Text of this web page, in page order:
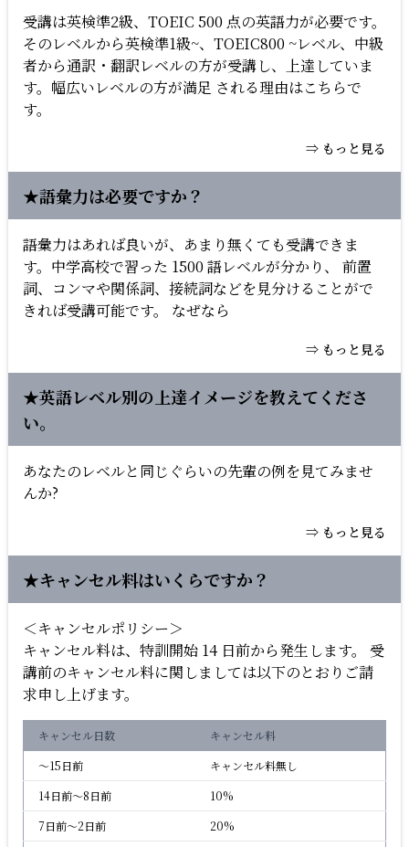
受講は英検準2級、TOEIC 500 点の英語力が必要です。
そのレベルから英検準1級~、TOEIC800 ~レベル、中級
者から通訳・翻訳レベルの方が受講し、上達していま
す。幅広いレベルの方が満足 される理由はこちらで
す。
⇒ もっと見る
★語彙力は必要ですか？
語彙力はあれば良いが、あまり無くても受講できま
す。中学高校で習った 1500 語レベルが分かり、 前置
詞、コンマや関係詞、接続詞などを見分けることがで
きれば受講可能です。 なぜなら
⇒ もっと見る
★英語レベル別の上達イメージを教えてくださ
い。
あなたのレベルと同じぐらいの先輩の例を見てみませ
んか?
⇒ もっと見る
★キャンセル料はいくらですか？
＜キャンセルポリシー＞
キャンセル料は、特訓開始 14 日前から発生します。 受
講前のキャンセル料に関しましては以下のとおりご請
求申し上げます。
キャンセル日数
キャンセル料
〜15日前
キャンセル料無し
14日前〜8日前
10%
7日前〜2日前
20%